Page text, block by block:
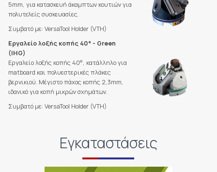
5mm, για κατασκευή άκαμπτων κουτιών για
πολυτελείς συσκευασίες.
Συμβατό με: VersaTool Holder (VTH)
Εργαλείο λοξής κοπής 40° - Green
(IHG)
Εργαλείο λοξής κοπής 40°, κατάλληλο για
matboard και πολυεστερικές πλάκες
βερνικιού. Μέγιστο πάχος κοπής 2,3mm,
ιδανικό για κοπή μικρών σχημάτων.
Συμβατό με: VersaTool Holder (VTH)
Εγκαταστάσεις